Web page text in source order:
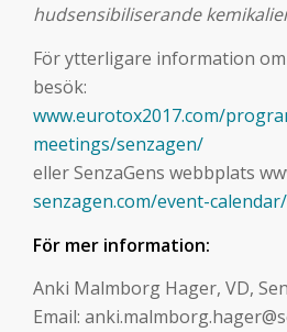
hudsensibiliserande
För ytterligare information
besök:
www.eurotox2017.com/
meetings/senzagen/
eller SenzaGens webbplats
senzagen.com/event-calendar/
För mer information:
Anki Malmborg Hager, VD,
Email: